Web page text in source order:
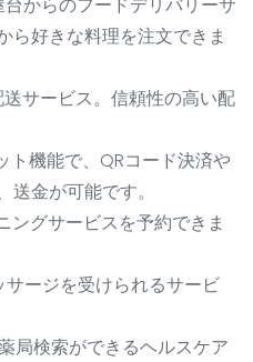
ら好きな料理を注文できま
サービス。信頼性の高い配
ト機能で、QRコード決済や
金が可能です。
ングサービスを予約できま
サージを受けられるサービ
局検索ができるヘルスケア